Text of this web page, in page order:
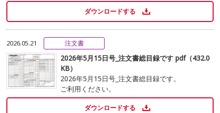
ダウンロードする
2026.05.21 注文書
2026年5月15日号_注文書総目録です pdf（432.0
KB）
2026年5月15日号_注文書総目録です。
ご利用ください。
ダウンロードする